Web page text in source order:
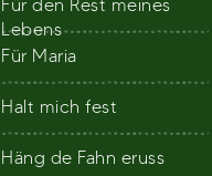
Für den Rest meines
Lebens
Für Maria
Halt mich fest
Häng de Fahn eruss